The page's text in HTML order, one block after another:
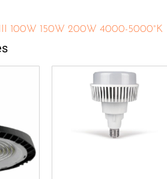
III 100W 150W 200W 4000-5000°K